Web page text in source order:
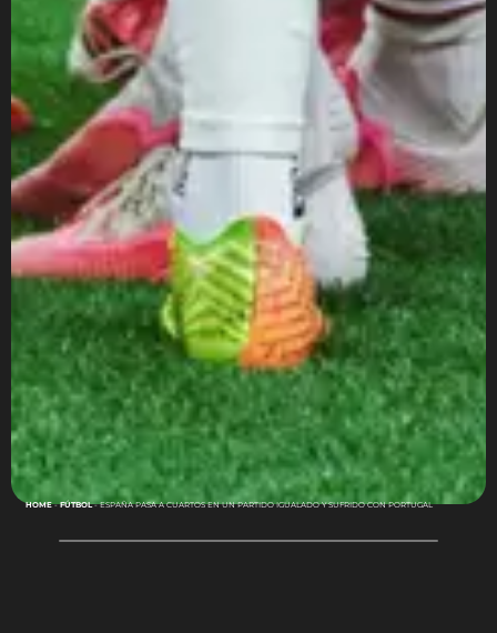
HOME-FÚTBOL-ESPAÑA PASA A CUARTOS EN UN PARTIDO IGUALADO Y SUFRIDO CON PORTUGAL